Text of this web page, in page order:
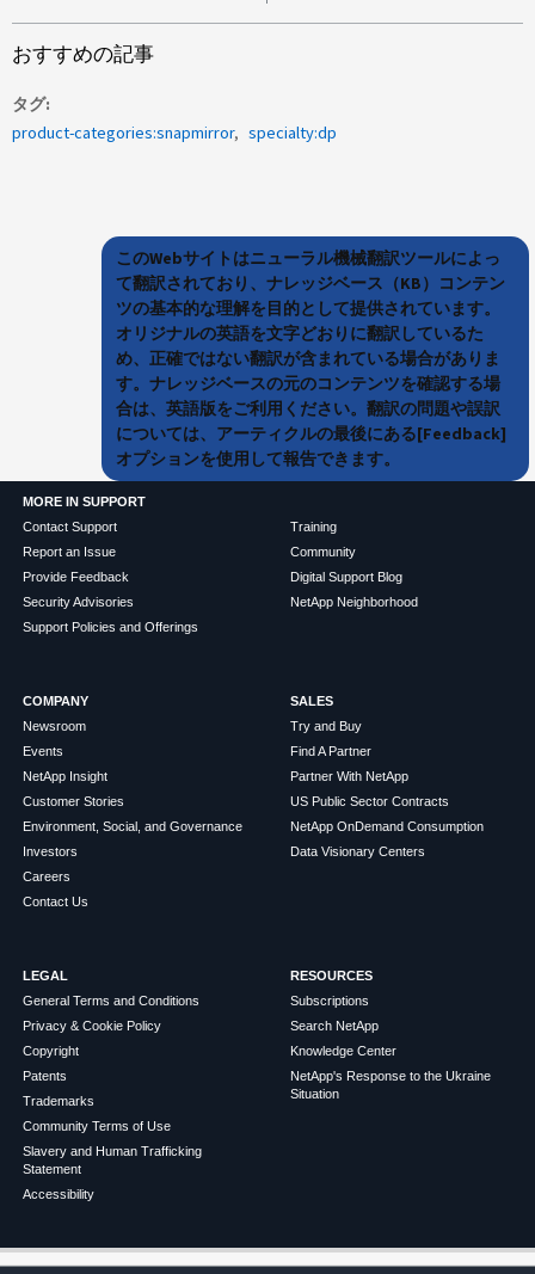
おすすめの記事
タグ
product-categories:snapmirror
specialty:dp
このWebサイトはニューラル機械翻訳ツールによっ
て翻訳されており、ナレッジベース（KB）コンテン
ツの基本的な理解を目的として提供されています。
オリジナルの英語を文字どおりに翻訳しているた
め、正確ではない翻訳が含まれている場合がありま
す。ナレッジベースの元のコンテンツを確認する場
合は、英語版をご利用ください。翻訳の問題や誤訳
については、アーティクルの最後にある[Feedback]
オプションを使用して報告できます。
MORE IN SUPPORT
Contact Support
Report an Issue
Provide Feedback
Security Advisories
Support Policies and Offerings
Training
Community
Digital Support Blog
NetApp Neighborhood
COMPANY
Newsroom
Events
NetApp Insight
Customer Stories
Environment, Social, and Governance
Investors
Careers
Contact Us
SALES
Try and Buy
Find A Partner
Partner With NetApp
US Public Sector Contracts
NetApp OnDemand Consumption
Data Visionary Centers
LEGAL
General Terms and Conditions
Privacy & Cookie Policy
Copyright
Patents
Trademarks
Community Terms of Use
Slavery and Human Trafficking
Statement
Accessibility
RESOURCES
Subscriptions
Search NetApp
Knowledge Center
NetApp's Response to the Ukraine
Situation